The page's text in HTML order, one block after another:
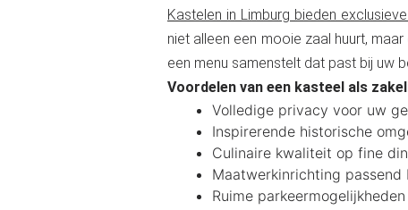
Kastelen in Limburg bieden
niet alleen een mooie zaal huurt,
een menu samenstelt dat past bij uw
Voordelen van een kasteel als
Volledige privacy voor uw
Inspirerende historische
Culinaire kwaliteit op fine
Maatwerkinrichting
Ruime